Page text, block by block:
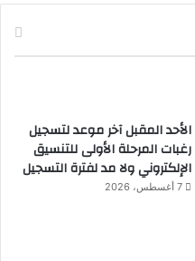
الأحد المقبل آخر موعد لتسجيل
رغبات المرحلة الأولى للتنسيق
الإلكتروني ولا مد لفترة التسجيل
7 أغسطس، 2026